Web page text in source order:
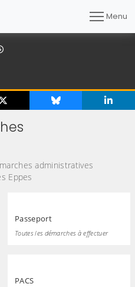
Menu
administratives
Eppes
Passeport
Toutes les démarches à effectuer
PACS